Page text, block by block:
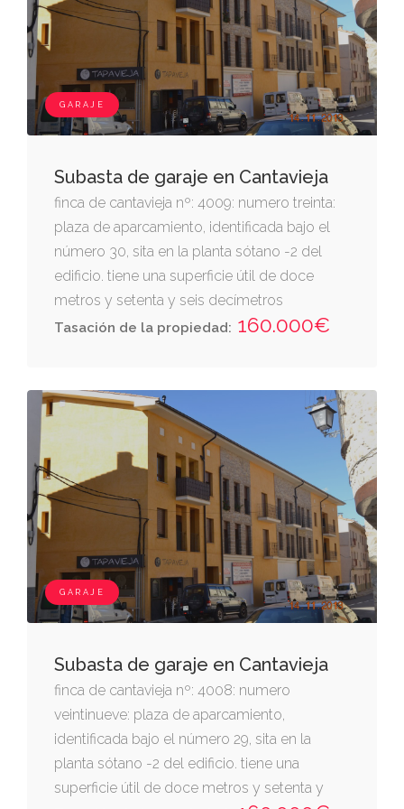
en la inscripción 4ª de la finca 3593 al folio
122 del tomo 284. la finca de este número
GARAJE
Subasta de garaje en Cantavieja
finca de cantavieja nº: 4009: numero treinta:
plaza de aparcamiento, identificada bajo el
número 30, sita en la planta sótano -2 del
edificio. tiene una superficie útil de doce
metros y setenta y seis decímetros
cuadrados. linda.- frente, zona de acceso y
29 y fondo, calle reguera. le corresponde una
cuota de participación en el inmueble del
0,133 por ciento. forma parte del edificio sito
en cantavieja en avenida aragón
Tasación de la propiedad: 160.000€
GARAJE
Subasta de garaje en Cantavieja
finca de cantavieja nº: 4008: numero
veintinueve: plaza de aparcamiento,
identificada bajo el número 29, sita en la
planta sótano -2 del edificio. tiene una
superficie útil de doce metros y setenta y